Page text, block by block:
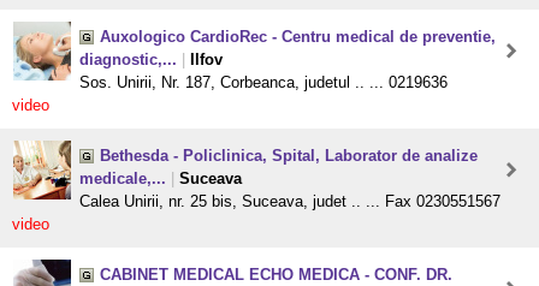
Auxologico CardioRec - Centru medical de preventie,
diagnostic,...
Ilfov
Sos. Unirii, Nr. 187, Corbeanca, judetul .. ... 0219636
video
Bethesda - Policlinica, Spital, Laborator de analize
medicale,...
Suceava
Calea Unirii, nr. 25 bis, Suceava, judet .. ... Fax 0230551567
video
CABINET MEDICAL ECHO MEDICA - CONF. DR.